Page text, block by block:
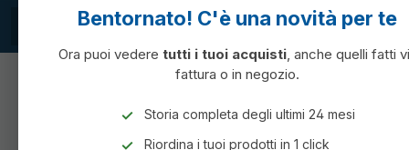
TUTTE LE CATEGORIE Cartucce compatibili CONSUMABILI
MACCHINE PER L'UFFICIO RILEGATRICI E
Bentornato! C'è una novità per te
Ora puoi vedere tutti i tuoi acquisti, anche quelli fatti
fattura o in negozio.
Storia completa degli ultimi 24 mesi
Riordina i tuoi prodotti in 1 click